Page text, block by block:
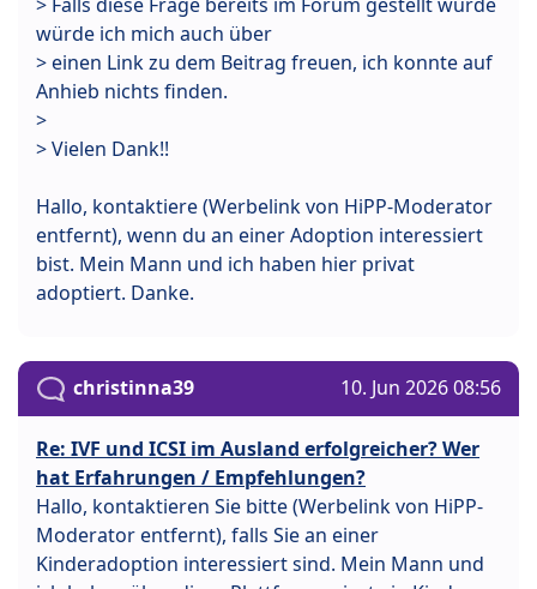
würde ich mich auch über
> einen Link zu dem Beitrag freuen, ich konnte auf
Anhieb nichts finden.
>
> Vielen Dank!!
Hallo, kontaktiere (Werbelink von HiPP-Moderator
entfernt), wenn du an einer Adoption interessiert
bist. Mein Mann und ich haben hier privat
adoptiert. Danke.
christinna39 10. Jun 2026 08:56
Re: IVF und ICSI im Ausland erfolgreicher? Wer
hat Erfahrungen / Empfehlungen?
Hallo, kontaktieren Sie bitte (Werbelink von HiPP-
Moderator entfernt), falls Sie an einer
Kinderadoption interessiert sind. Mein Mann und